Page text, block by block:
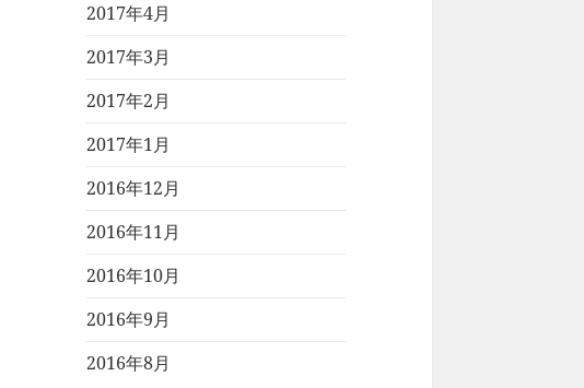
2017年4月
2017年3月
2017年2月
2017年1月
2016年12月
2016年11月
2016年10月
2016年9月
2016年8月